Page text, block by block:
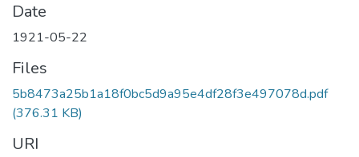
Date
1921-05-22
Files
5b8473a25b1a18f0bc5d9a95e4df28f3e497078d.pdf
(376.31 KB)
URI